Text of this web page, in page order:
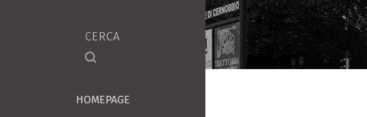
CERCA
HOMEPAGE